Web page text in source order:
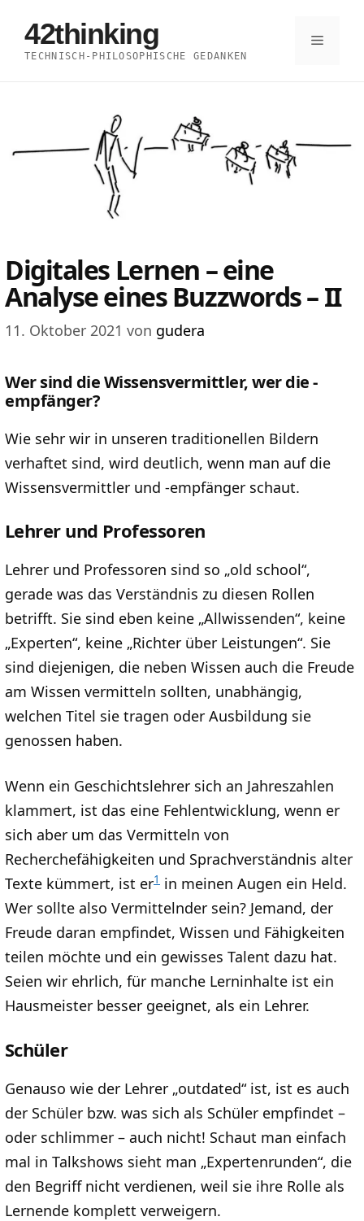
Inhalt
springen
42thinking
TECHNISCH-PHILOSOPHISCHE GEDANKEN
Menü
Digitales Lernen – eine
Analyse eines Buzzwords – II
11. Oktober 2021 von gudera
Wer sind die Wissensvermittler, wer die -
empfänger?
Wie sehr wir in unseren traditionellen Bildern
verhaftet sind, wird deutlich, wenn man auf die
Wissensvermittler und -empfänger schaut.
Lehrer und Professoren
Lehrer und Professoren sind so „old school“,
gerade was das Verständnis zu diesen Rollen
betrifft. Sie sind eben keine „Allwissenden“, keine
„Experten“, keine „Richter über Leistungen“. Sie
sind diejenigen, die neben Wissen auch die Freude
am Wissen vermitteln sollten, unabhängig,
welchen Titel sie tragen oder Ausbildung sie
genossen haben.
Wenn ein Geschichtslehrer sich an Jahreszahlen
klammert, ist das eine Fehlentwicklung, wenn er
sich aber um das Vermitteln von
Recherchefähigkeiten und Sprachverständnis alter
Texte kümmert, ist er1 in meinen Augen ein Held.
Wer sollte also Vermittelnder sein? Jemand, der
Freude daran empfindet, Wissen und Fähigkeiten
teilen möchte und ein gewisses Talent dazu hat.
Seien wir ehrlich, für manche Lerninhalte ist ein
Hausmeister besser geeignet, als ein Lehrer.
Schüler
Genauso wie der Lehrer „outdated“ ist, ist es auch
der Schüler bzw. was sich als Schüler empfindet –
oder schlimmer – auch nicht! Schaut man einfach
mal in Talkshows sieht man „Expertenrunden“, die
den Begriff nicht verdienen, weil sie ihre Rolle als
Lernende komplett verweigern.